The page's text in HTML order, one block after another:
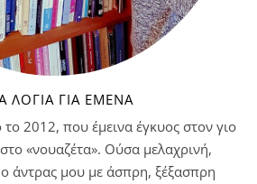
ΛΌΓΙΑ ΓΙΑ ΕΜΈΝΑ
2012, που έμεινα έγκυος στον γιο
«νουαζέτα». Ούσα μελαχρινή,
ο άντρας μου με άσπρη, ξέξασπρη